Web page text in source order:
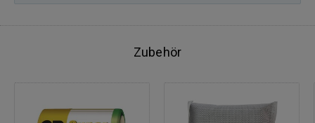
Zubehör